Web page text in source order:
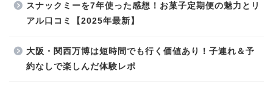
スナックミーを7年使った感想！お菓子定期便の魅力とリ
アル口コミ【2025年最新】
大阪・関西万博は短時間でも行く価値あり！子連れ＆予
約なしで楽しんだ体験レポ